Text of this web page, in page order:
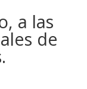
a las
de